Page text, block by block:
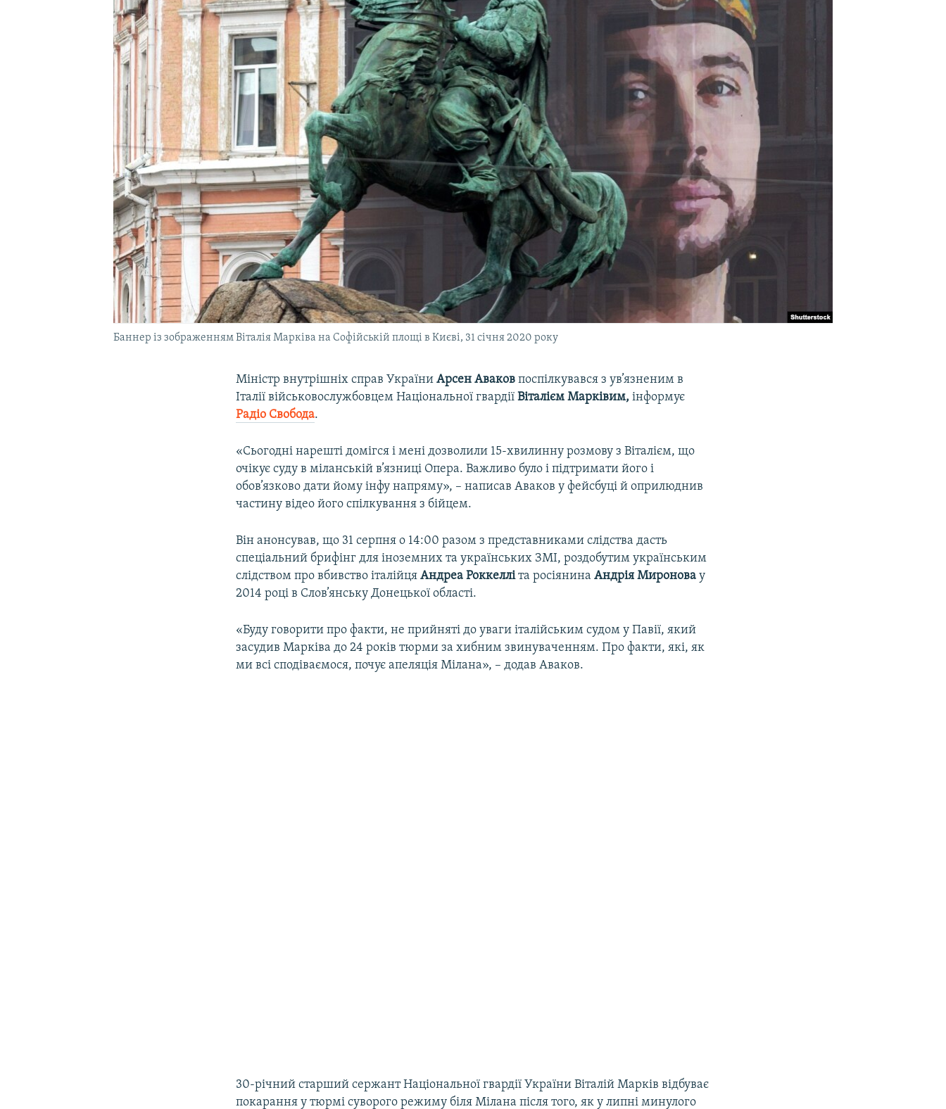
УКРАЇНСЬКА ПРОБЛЕМА КРИМУ
Баннер із зображенням Віталія Марківа на Софійській площі в Києві, 31 січня 2020 року
Міністр внутрішніх справ УкраїниАрсен Аваков поспілкувався з ув’язненим в
Італії військовослужбовцем Національної гвардіїВіталієм Марківим,інформує
Радіо Свобода.
«Сьогодні нарешті домігся і мені дозволили 15-хвилинну розмову з Віталієм, що
очікує суду в міланській в’язниці Опера. Важливо було і підтримати його і
обов’язково дати йому інфу напряму», – написав Аваков у фейсбуці й оприлюднив
частину відео його спілкування з бійцем.
Він анонсував, що 31 серпня о 14:00 разом з представниками слідства дасть
спеціальний брифінг для іноземних та українських ЗМІ, роздобутим українським
слідством про вбивство італійцяАндреа Роккелліта росіянинаАндрія Миронова у
2014 році в Слов’янську Донецької області.
«Буду говорити про факти, не прийняті до уваги італійським судом у Павії, який
засудив Марківа до 24 років тюрми за хибним звинуваченням. Про факти, які, як
ми всі сподіваємося, почує апеляція Мілана», – додав Аваков.
30-річний старший сержант Національної гвардії України Віталій Марків відбуває
покарання у тюрмі суворого режиму біля Мілана після того, як у липні минулого